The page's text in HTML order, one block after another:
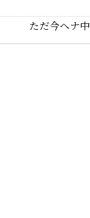
ただ今ヘナ中